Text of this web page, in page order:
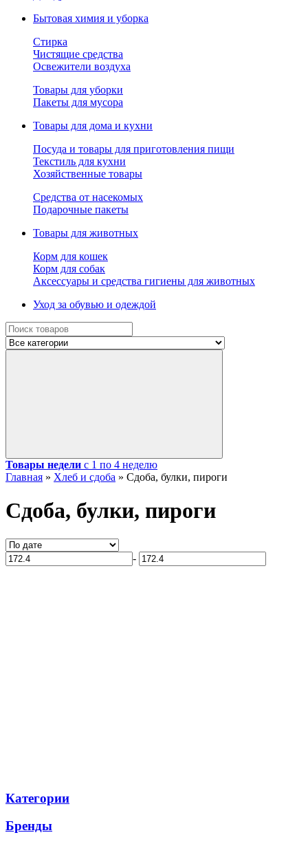
Бытовая химия и уборка
Стирка
Чистящие средства
Освежители воздуха
Товары для уборки
Пакеты для мусора
Товары для дома и кухни
Посуда и товары для приготовления пищи
Текстиль для кухни
Хозяйственные товары
Средства от насекомых
Подарочные пакеты
Товары для животных
Корм для кошек
Корм для собак
Аксессуары и средства гигиены для животных
Уход за обувью и одеждой
Товары недели с 1 по 4 неделю
Главная » Хлеб и сдоба » Сдоба, булки, пироги
Сдоба, булки, пироги
-
Категории
Бренды